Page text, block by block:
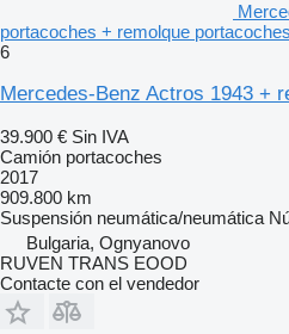
portacoches + remolque portacoches
6
Mercedes-Benz Actros 1943 +
39.900 € Sin IVA
Camión portacoches
2017
909.800 km
Suspensión neumática/neumática
Bulgaria, Ognyanovo
RUVEN TRANS EOOD
Contacte con el vendedor